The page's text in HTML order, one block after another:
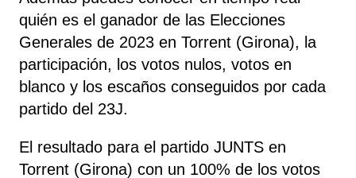
quién es el ganador de las Elecciones
Generales de 2023 en Torrent (Girona), la
participación, los votos nulos, votos en
blanco y los escaños conseguidos por cada
partido del 23J.
El resultado para el partido JUNTS en
Torrent (Girona) con un 100% de los votos